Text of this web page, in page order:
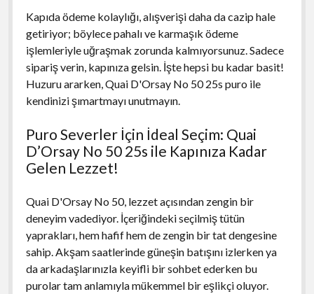
Kapıda ödeme kolaylığı, alışverişi daha da cazip hale
getiriyor; böylece pahalı ve karmaşık ödeme
işlemleriyle uğraşmak zorunda kalmıyorsunuz. Sadece
sipariş verin, kapınıza gelsin. İşte hepsi bu kadar basit!
Huzuru ararken, Quai D'Orsay No 50 25s puro ile
kendinizi şımartmayı unutmayın.
Puro Severler İçin İdeal Seçim: Quai
D’Orsay No 50 25s ile Kapınıza Kadar
Gelen Lezzet!
Quai D'Orsay No 50, lezzet açısından zengin bir
deneyim vadediyor. İçeriğindeki seçilmiş tütün
yaprakları, hem hafif hem de zengin bir tat dengesine
sahip. Akşam saatlerinde güneşin batışını izlerken ya
da arkadaşlarınızla keyifli bir sohbet ederken bu
purolar tam anlamıyla mükemmel bir eşlikçi oluyor.